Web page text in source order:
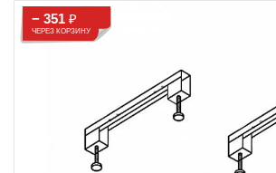
− 351₽
ЧЕРЕЗ КОРЗИНУ